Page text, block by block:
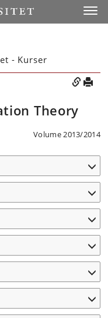
- Kurser
Theory
Volume 2013/2014